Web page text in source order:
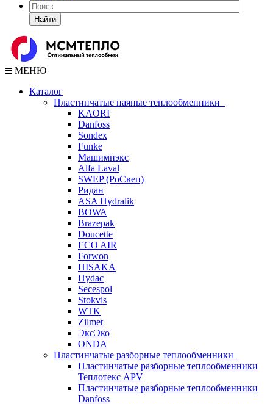
Найти
МЕНЮ
Каталог
Пластинчатые паяные теплообменники
KAORI
Danfoss
Sondex
Funke
Машимпэкс
Alfa Laval
SWEP (РоСвеп)
Ридан
ASA Hydralik
BOWA
Brazepak
Doucette
ECO AIR
Forwon
HISAKA
Hydac
Secespol
Stokvis
WTK
Zilmet
ЭксЭко
ONDA
Пластинчатые разборные теплообменники
Пластинчатые разборные теплообменники
Теплотекс APV
Пластинчатые разборные теплообменники
Danfoss